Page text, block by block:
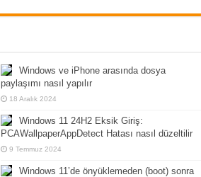
Windows ve iPhone arasında dosya
paylaşımı nasıl yapılır
18 Aralık 2024
Windows 11 24H2 Eksik Giriş:
PCAWallpaperAppDetect Hatası nasıl düzeltilir
9 Temmuz 2024
Windows 11’de önyüklemeden (boot) sonra